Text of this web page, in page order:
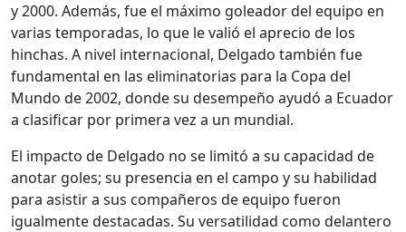
y 2000. Además, fue el máximo goleador del equipo en
varias temporadas, lo que le valió el aprecio de los
hinchas. A nivel internacional, Delgado también fue
fundamental en las eliminatorias para la Copa del
Mundo de 2002, donde su desempeño ayudó a Ecuador
a clasificar por primera vez a un mundial.
El impacto de Delgado no se limitó a su capacidad de
anotar goles; su presencia en el campo y su habilidad
para asistir a sus compañeros de equipo fueron
igualmente destacadas. Su versatilidad como delantero